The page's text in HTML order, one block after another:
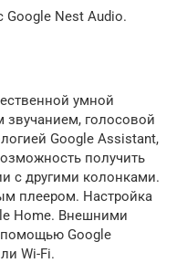
Google Nest Audio.
умной
голосовой
Google Assistant,
получить
с другими колонками.
плеером. Настройка
Home. Внешними
помощью Google
Wi-Fi.